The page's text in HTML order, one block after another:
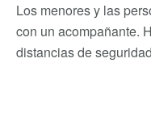
Los menores y las
con un acompañante.
distancias de